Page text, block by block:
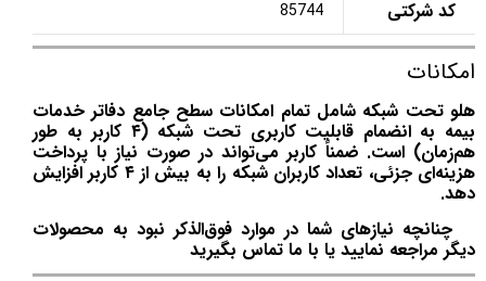
کد شرکتی 85744
امکانات
هلو تحت شبکه شامل تمام امکانات سطح جامع دفاتر خدمات
بیمه به انضمام قابلیت کاربری تحت شبکه (۴ کاربر به طور
هم‌زمان) است. ضمناً کاربر می‌تواند در صورت نیاز با پرداخت
هزینه‌ای جزئی، تعداد کاربران شبکه را به بیش از ۴ کاربر افزایش
دهد.
چنانچه نیازهای شما در موارد فوق‌الذکر نبود به محصولات
دیگر مراجعه نمایید یا با ما تماس بگیرید